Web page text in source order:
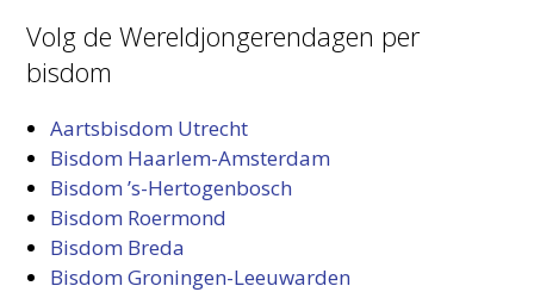
Volg de Wereldjongerendagen per
bisdom
Aartsbisdom Utrecht
Bisdom Haarlem-Amsterdam
Bisdom ’s-Hertogenbosch
Bisdom Roermond
Bisdom Breda
Bisdom Groningen-Leeuwarden